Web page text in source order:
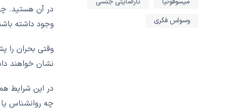
در آن هستید.
وجود داشته
وقتی بحران را
نشان خواهند
در این شرایط
چه روانشناس
وسواس فکری